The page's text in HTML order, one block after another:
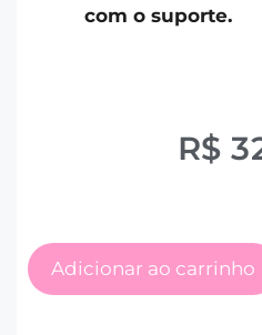
com o suporte.
R$
Adicionar ao carrinho